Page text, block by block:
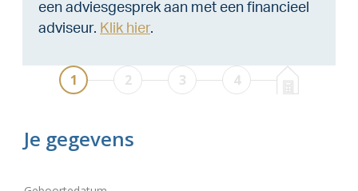
een adviesgesprek aan met een financieel
adviseur. Klik hier.